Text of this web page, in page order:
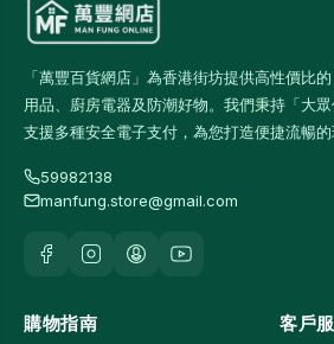
「萬豐百貨網店」為香港街坊提供高性價比
用品、廚房電器及防潮好物。我們秉持「大
支援多種安全電子支付，為您打造便捷流暢的
59982138
manfung.store@gmail.com
購物指南 客戶